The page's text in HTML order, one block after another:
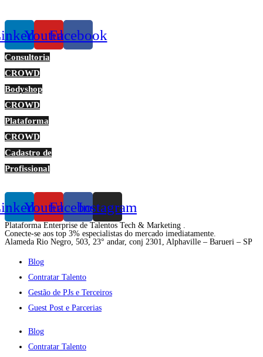
YoutubeFacebook
Consultoria
CROWD
Bodyshop
CROWD
Plataforma
CROWD
Cadastro de
Profissional
YoutubeFacebookInstagram
Plataforma Enterprise de Talentos Tech & Marketing .
Conecte-se aos top 3% especialistas do mercado imediatamente.
Alameda Rio Negro, 503, 23° andar, conj 2301, Alphaville – Barueri – SP
Blog
Contratar Talento
Gestão de PJs e Terceiros
Guest Post e Parcerias
Blog
Contratar Talento